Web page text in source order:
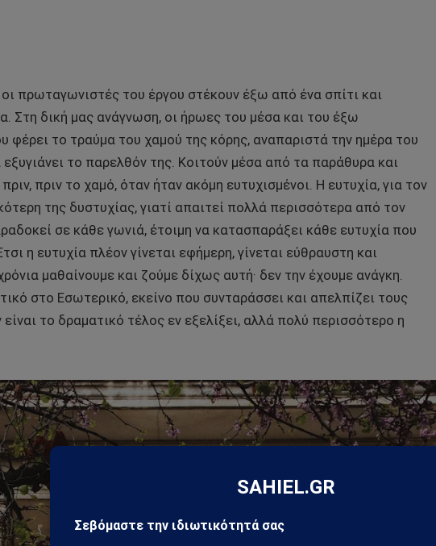
πρωταγωνιστές του έργου στέκουν έξω από ένα σπίτι και
Στη δική μας ανάγνωση, οι ήρωες του μέσα και του έξω
φέρει το τραύμα του χαμού της κόρης, αναπαριστά την ημέρα του
το παρελθόν της. Κοιτούν μέσα από τα παράθυρα και
πριν το χαμό, όταν ήταν ακόμη ευτυχισμένοι. Η ευτυχία, για τον
της δυστυχίας, γιατί απαιτεί πολλά περισσότερα από τον
σε κάθε γωνιά, έτοιμη να κατασπαράξει κάθε ευτυχία που
η ευτυχία πλέον γίνεται εφήμερη, γίνεται εύθραυστη και
μαθαίνουμε και ζούμε δίχως αυτή· δεν την έχουμε ανάγκη.
στο Εσωτερικό, εκείνο που συνταράσσει και απελπίζει τους
το δραματικό τέλος εν εξελίξει, αλλά πολύ περισσότερο η